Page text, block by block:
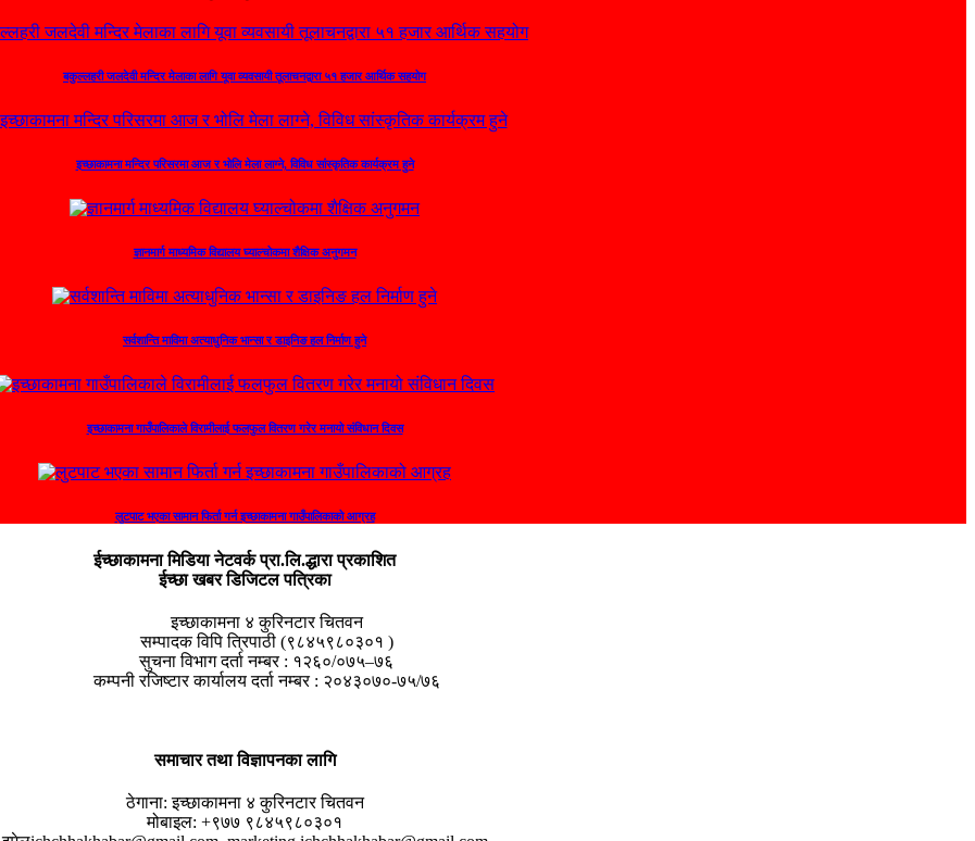
बकुल्लहरी जलदेवी मन्दिर मेलाका लागि यूवा व्यवसायी तूलाचनद्वारा ५१ हजार आर्थिक सहयोग
इच्छाकामना मन्दिर परिसरमा आज र भोलि मेला लाग्ने, विविध सांस्कृतिक कार्यक्रम हुने
ज्ञानमार्ग माध्यमिक विद्यालय घ्याल्चोकमा शैक्षिक अनुगमन
सर्वशान्ति माविमा अत्याधुनिक भान्सा र डाइनिङ हल निर्माण हुने
इच्छाकामना गाउँपालिकाले विरामीलाई फलफुल वितरण गरेर मनायो संविधान दिवस
लुटपाट भएका सामान फिर्ता गर्न इच्छाकामना गाउँपालिकाको आग्रह
ईच्छाकामना मिडिया नेटवर्क प्रा.लि.द्धारा प्रकाशित
ईच्छा खबर डिजिटल पत्रिका
इच्छाकामना ४ कुरिनटार चितवन
सम्पादक विपि त्रिपाठी (९८४५९८०३०१ )
सुचना विभाग दर्ता नम्बर : १२६०/०७५–७६
कम्पनी रजिष्टार कार्यालय दर्ता नम्बर : २०४३०७०-७५/७६
समाचार तथा विज्ञापनका लागि
ठेगाना: इच्छाकामना ४ कुरिनटार चितवन
मोबाइल: +९७७ ९८४५९८०३०१